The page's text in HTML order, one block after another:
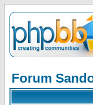
Forum